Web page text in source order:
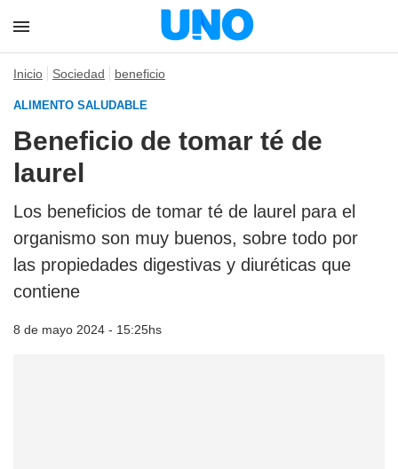
Inicio Sociedad beneficio
ALIMENTO SALUDABLE
Beneficio de tomar té de
laurel
Los beneficios de tomar té de laurel para el
organismo son muy buenos, sobre todo por
las propiedades digestivas y diuréticas que
contiene
8 de mayo 2024 - 15:25hs